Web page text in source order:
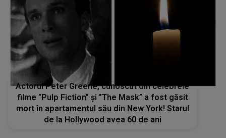
Actorul Peter Greene, cunoscut din celebrele
filme ”Pulp Fiction” și ”The Mask” a fost găsit
mort în apartamentul său din New York! Starul
de la Hollywood avea 60 de ani